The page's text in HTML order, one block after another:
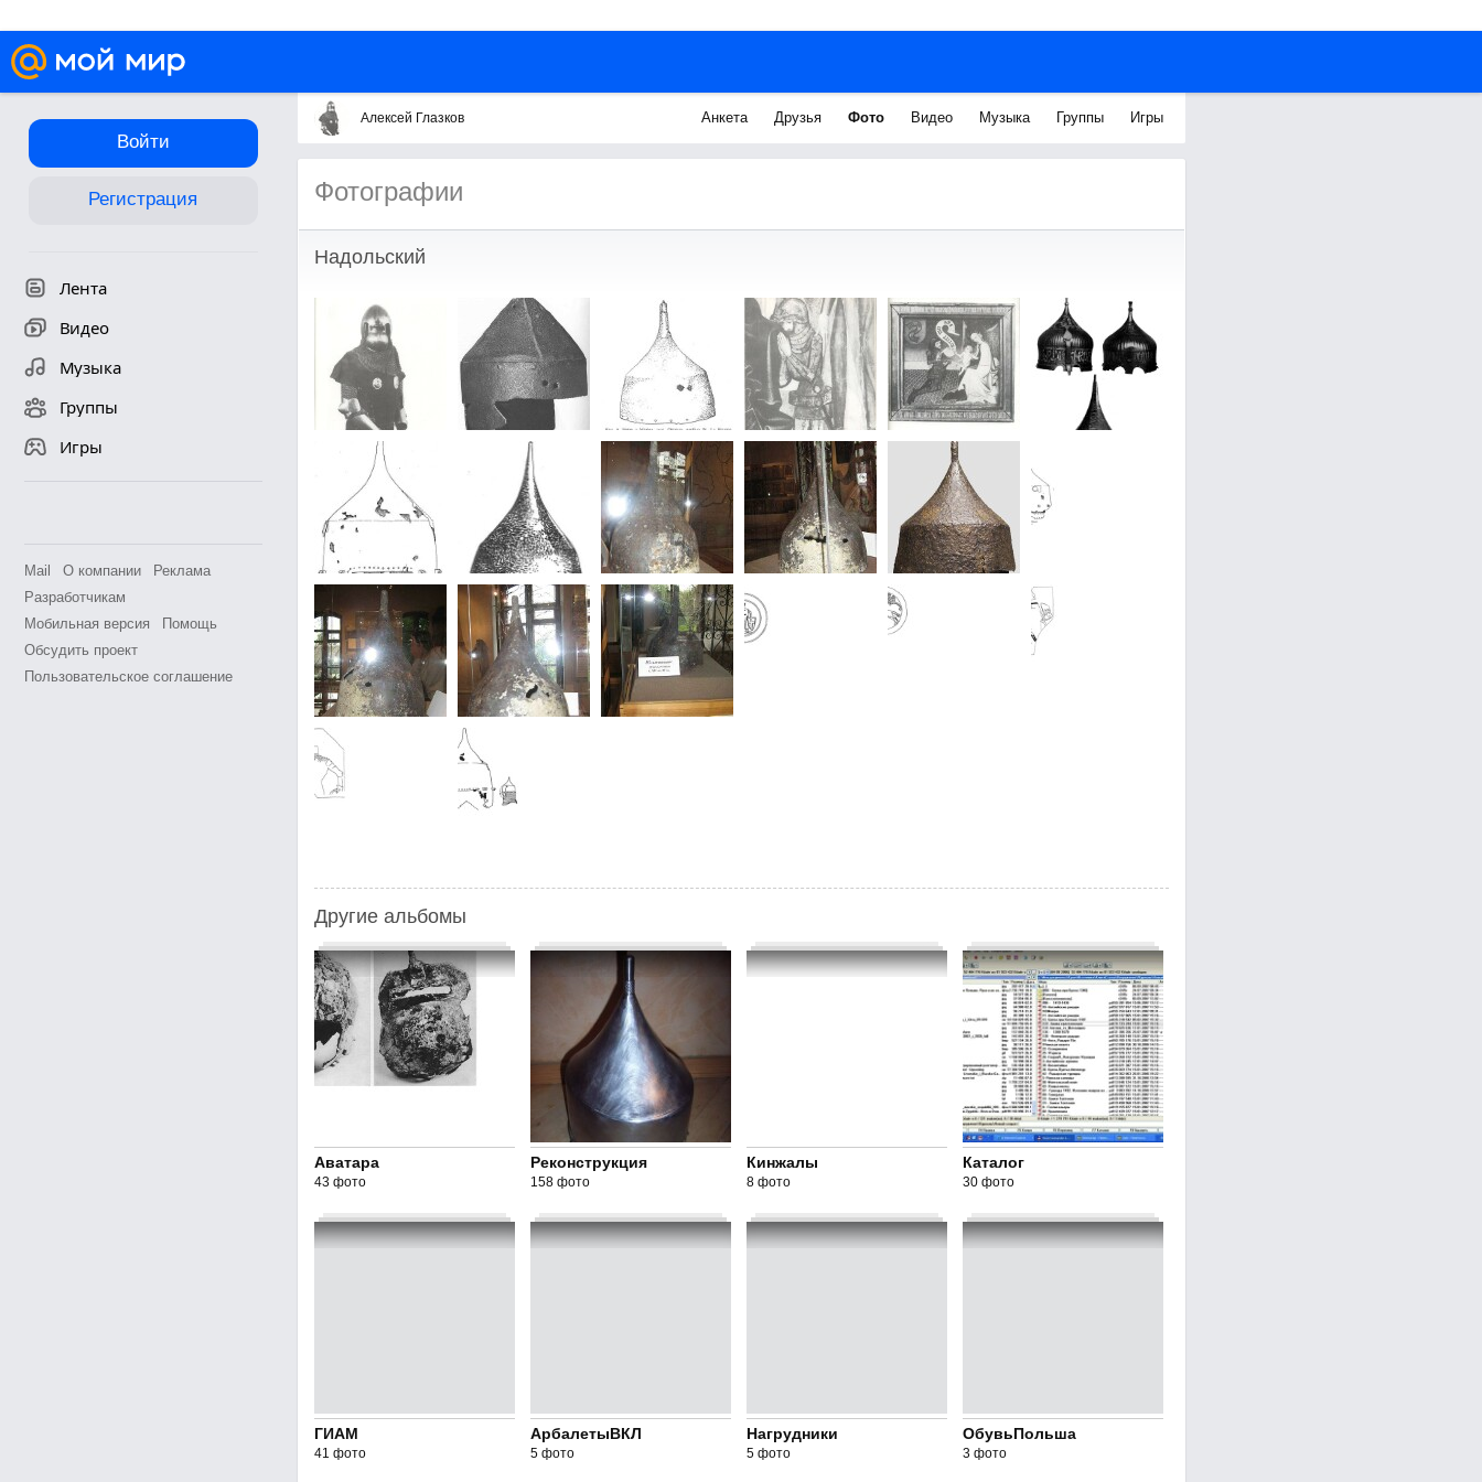
Войти
Регистрация
Лента
Видео
Музыка
Группы
Игры
Mail О компании
Реклама
Разработчикам
Мобильная версия
Помощь
Обсудить проект
Пользовательское соглашение
Алексей Глазков Анкета Друзья Фото Видео Музыка Группы Игры
Фотографии
Надольский
Другие альбомы
Аватара
43 фото
Реконструкция
158 фото
Кинжалы
8 фото
Каталог
30 фото
ГИАМ
41 фото
АрбалетыВКЛ
5 фото
Нагрудники
5 фото
ОбувьПольша
3 фото